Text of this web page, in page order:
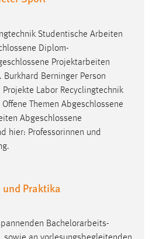
Studentische Arbeiten
Diplom-
Projektarbeiten
Burkhard Berninger Person
Labor Recyclingtechnik
Themen Abgeschlossene
Abgeschlossene
hier: Professorinnen und
Praktika
Bachelorarbeits-